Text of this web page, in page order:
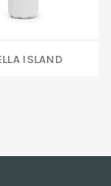
ISLAND